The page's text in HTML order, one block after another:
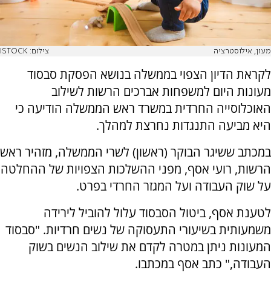
מעון, אילוסטרציה צילום: ISTOCK
לקראת הדיון הצפוי בממשלה בנושא הפסקת סבסוד
מעונות היום למשפחות אברכים הרשות לשילוב
האוכלוסייה החרדית במשרד ראש הממשלה הודיעה כי
היא מביעה התנגדות נחרצת למהלך.
במכתב ששיגר הבוקר (ראשון) לשרי הממשלה, מזהיר ראש
הרשות, רועי אסף, מפני ההשלכות הצפויות של ההחלטה
על שוק העבודה ועל המגזר החרדי בפרט.
לטענת אסף, ביטול הסבסוד עלול להוביל לירידה
משמעותית בשיעורי התעסוקה של נשים חרדיות. "סבסוד
המעונות ניתן במטרה לקדם את שילוב הנשים בשוק
העבודה," כתב אסף במכתבו.